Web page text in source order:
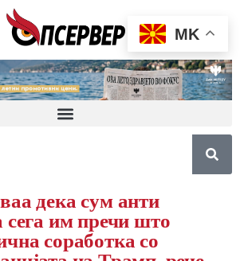
дека сум анти
им пречи што
соработка со
MK